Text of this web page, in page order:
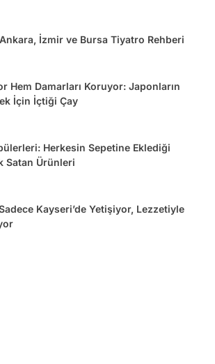
İzmir ve Bursa Tiyatro Rehberi
Hem Damarları Koruyor: Japonların
İçin İçtiği Çay
Herkesin Sepetine Eklediği
Satan Ürünleri
Kayseri’de Yetişiyor, Lezzetiyle